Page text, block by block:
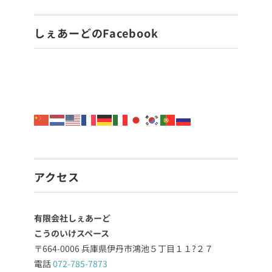
しぇあーどのFacebook
アクセス
有限会社しぇあーど
こうのいけスペース
〒664-0006 兵庫県伊丹市鴻池５丁目１１?２７
電話072-785-7873